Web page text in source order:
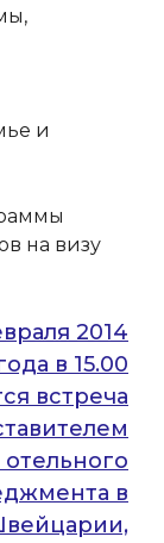
и
на визу
2014
в 15.00
встреча
в